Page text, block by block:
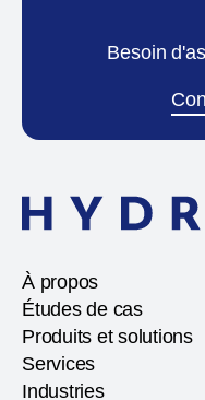
Besoin
À propos
Études de cas
Produits et solutions
Services
Industries